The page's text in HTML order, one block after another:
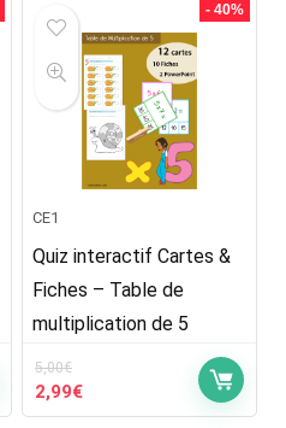
14,99€.9,99€.
- 40%
CE1
Quiz interactif Cartes &
Fiches – Table de
multiplication de 5
5,00€
Le
prix
2,99€Le
prix